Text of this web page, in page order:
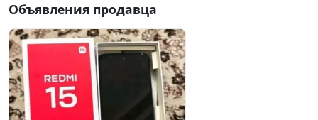
Объявления продавца